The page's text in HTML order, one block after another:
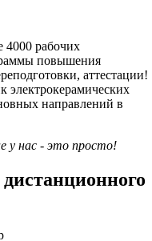
4000 рабочих
повышения
аттестации!
электрокерамических
направлений в
у нас - это просто!